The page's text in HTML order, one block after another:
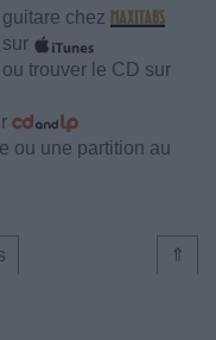
chez
trouver le CD sur
ou une partition au
⇑